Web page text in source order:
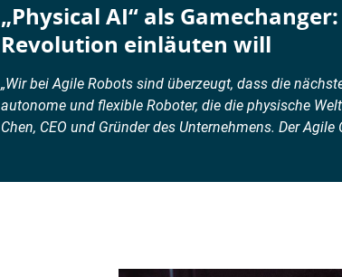
„Physical AI“ als
Revolution einläuten will
„Wir bei Agile Robots sind überzeugt, dass die
autonome und flexible Roboter, die die physische
Chen, CEO und Gründer des Unternehmens. Der